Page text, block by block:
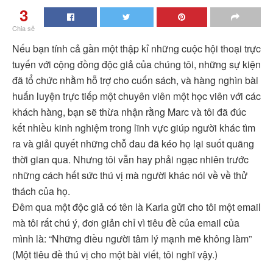
3
Chia sẻ
Nếu bạn tính cả gần một thập kỉ những cuộc hội thoại trực
tuyến với cộng đồng độc giả của chúng tôi, những sự kiện
đã tổ chức nhằm hỗ trợ cho cuốn sách, và hàng nghìn bài
huấn luyện trực tiếp một chuyên viên một học viên với các
khách hàng, bạn sẽ thừa nhận rằng Marc và tôi đã đúc
kết nhiều kinh nghiệm trong lĩnh vực giúp người khác tìm
ra và giải quyết những chỗ đau đã kéo họ lại suốt quãng
thời gian qua. Nhưng tôi vẫn hay phải ngạc nhiên trước
những cách hết sức thú vị mà người khác nói về về thử
thách của họ.
Đêm qua một độc giả có tên là Karla gửi cho tôi một email
mà tôi rất chú ý, đơn giản chỉ vì tiêu đề của email của
mình là: “Những điều người tâm lý mạnh mẽ không làm”
(Một tiêu đề thú vị cho một bài viết, tôi nghĩ vậy.)